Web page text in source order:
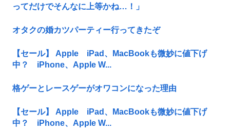
ってだけでそんなに上等かね…！」
オタクの婚カツパーティー行ってきたぞ
【セール】 Apple iPad、MacBookも微妙に値下げ
中？ iPhone、Apple W...
格ゲーとレースゲーがオワコンになった理由
【セール】 Apple iPad、MacBookも微妙に値下げ
中？ iPhone、Apple W...